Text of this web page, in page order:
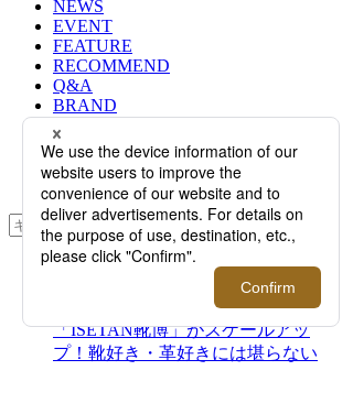
NEWS
EVENT
FEATURE
RECOMMEND
Q&A
BRAND
RANKING
ONLINE STORE
SERVICE
検索
TOP
【イベント情報】2023年は
「ISETAN靴博」がスケールアッ
プ！靴好き・革好きには堪らない